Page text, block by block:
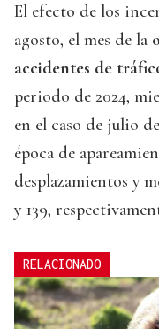
El efecto de los
agosto, el mes de la
accidentes de
periodo de 2024,
en el caso de julio
época de
desplazamientos y
y 139,
RELACIONADO